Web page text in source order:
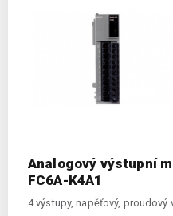
Analogový výstupní
FC6A-K4A1
4 výstupy, napěťový, proudový